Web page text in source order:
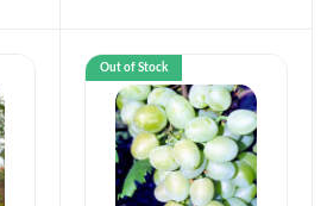
Out of Stock